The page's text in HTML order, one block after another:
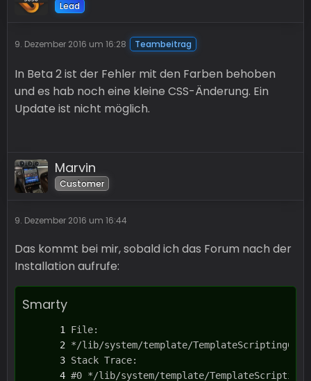
Lead
9. Dezember 2016 um 16:28 Teambeitrag
In Beta 2 ist der Fehler mit den Farben behoben
und es hab noch eine kleine CSS-Änderung. Ein
Update ist nicht möglich.
Marvin
Customer
9. Dezember 2016 um 16:44
Das kommt bei mir, sobald ich das Forum nach der
Installation aufrufe:
Smarty